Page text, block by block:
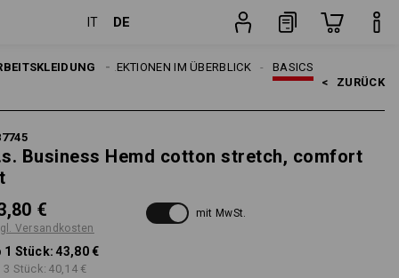
IT DE
BASICS
E.S. KOLLEKTIONEN IM ÜBERBLICK
< ZURÜCK
Business Hemd cotton stretch, comfort
€
Versandkosten
mit MwSt.
1 Stück: 43,80 €
3 Stück: 40,14 €